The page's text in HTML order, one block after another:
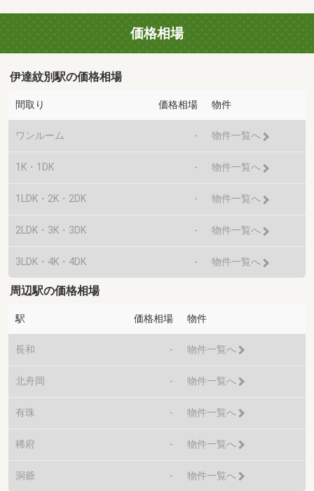
価格相場
伊達紋別駅の価格相場
間取り 価格相場 物件
ワンルーム - 物件一覧へ
1K・1DK - 物件一覧へ
1LDK・2K・2DK - 物件一覧へ
2LDK・3K・3DK - 物件一覧へ
3LDK・4K・4DK - 物件一覧へ
周辺駅の価格相場
駅 価格相場 物件
長和 - 物件一覧へ
北舟岡 - 物件一覧へ
有珠 - 物件一覧へ
稀府 - 物件一覧へ
洞爺 - 物件一覧へ